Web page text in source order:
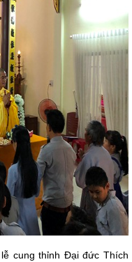
cung thỉnh Đại đức Thích